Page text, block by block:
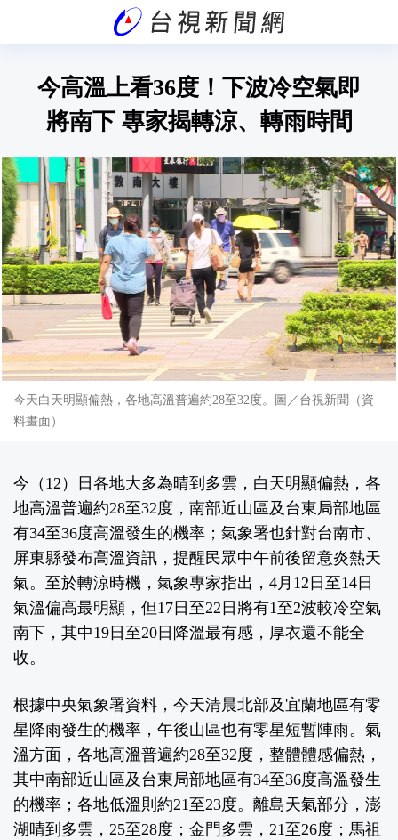
今高溫上看36度！下波冷空氣即
將南下 專家揭轉涼、轉雨時間
今天白天明顯偏熱，各地高溫普遍約28至32度。圖／台視新聞（資
料畫面）
今（12）日各地大多為晴到多雲，白天明顯偏熱，各
地高溫普遍約28至32度，南部近山區及台東局部地區
有34至36度高溫發生的機率；氣象署也針對台南市、
屏東縣發布高溫資訊，提醒民眾中午前後留意炎熱天
氣。至於轉涼時機，氣象專家指出，4月12日至14日
氣溫偏高最明顯，但17日至22日將有1至2波較冷空氣
南下，其中19日至20日降溫最有感，厚衣還不能全
收。
根據中央氣象署資料，今天清晨北部及宜蘭地區有零
星降雨發生的機率，午後山區也有零星短暫陣雨。氣
溫方面，各地高溫普遍約28至32度，整體體感偏熱，
其中南部近山區及台東局部地區有34至36度高溫發生
的機率；各地低溫則約21至23度。離島天氣部分，澎
湖晴到多雲，25至28度；金門多雲，21至26度；馬祖